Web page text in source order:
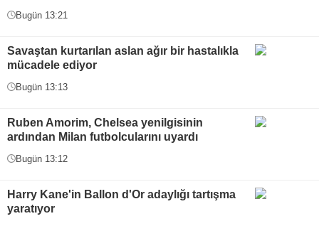
Bugün 13:21
Savaştan kurtarılan aslan ağır bir hastalıkla
mücadele ediyor
Bugün 13:13
Ruben Amorim, Chelsea yenilgisinin
ardından Milan futbolcularını uyardı
Bugün 13:12
Harry Kane'in Ballon d'Or adaylığı tartışma
yaratıyor